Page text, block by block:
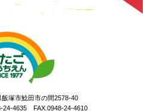
塚市鯰田市の間2578-40
24-4635 FAX.0948-24-4610